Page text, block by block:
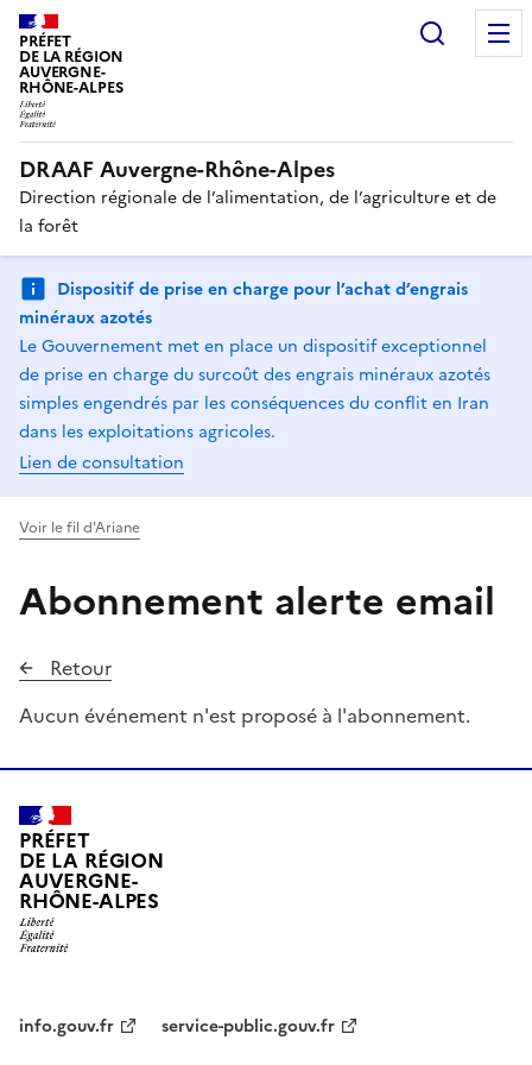
PRÉFET
DE LA RÉGION
AUVERGNE-
RHÔNE-ALPES
DRAAF Auvergne-Rhône-Alpes
Direction régionale de l’alimentation, de l’agriculture et de
la forêt
Dispositif de prise en charge pour l’achat d’engrais
minéraux azotés
Le Gouvernement met en place un dispositif exceptionnel
de prise en charge du surcoût des engrais minéraux azotés
simples engendrés par les conséquences du conflit en Iran
dans les exploitations agricoles.
Lien de consultation
Voir le fil d'Ariane
Abonnement alerte email
Retour
Aucun événement n'est proposé à l'abonnement.
PRÉFET
DE LA RÉGION
AUVERGNE-
RHÔNE-ALPES
info.gouv.fr
service-public.gouv.fr